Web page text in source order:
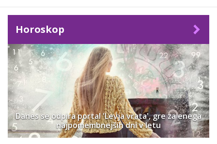
Horoskop
Danes se odpira portal 'Levja vrata', gre za enega
najpomembnejših dni v letu